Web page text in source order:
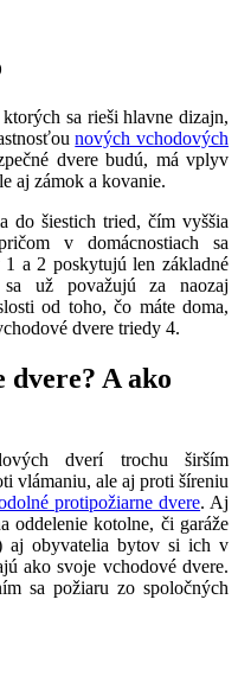
sa rieši hlavne dizajn,
nových vchodových
dvere budú, má vplyv
aj zámok a kovanie.
do šiestich tried, čím vyššia
v domácnostiach sa
a 2 poskytujú len základné
už považujú za naozaj
od toho, čo máte doma,
dvere triedy 4.
A ako
dverí trochu širším
vlámaniu, ale aj proti šíreniu
protipožiarne dvere. Aj
oddelenie kotolne, či garáže
aj obyvatelia bytov si ich v
ako svoje vchodové dvere.
sa požiaru zo spoločných